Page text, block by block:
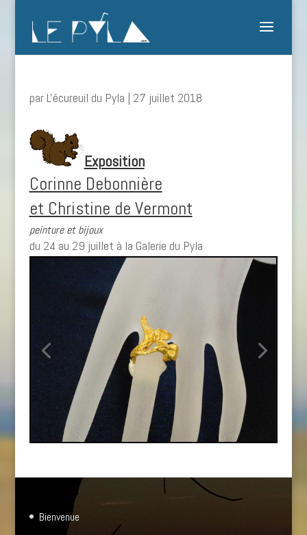
par L'écureuil du Pyla | 27 juillet 2018
Exposition
Corinne Debonnière
et Christine de Vermont
peinture et bijoux
du 24 au 29 juillet à la Galerie du Pyla
Bienvenue